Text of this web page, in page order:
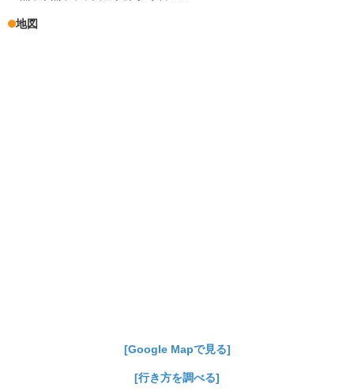
地図
[Google Mapで見る]
[行き方を調べる]